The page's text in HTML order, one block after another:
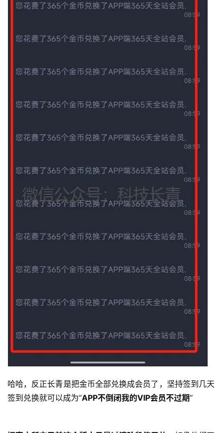
哈哈，反正长青是把金币全部兑换成会员了，坚持签到几天
签到兑换就可以成为“APP不倒闭我的VIP会员不过期”